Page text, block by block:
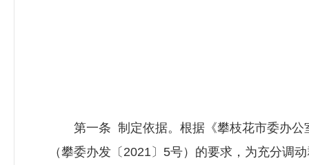
第一条 制定依据。根据《攀枝花市委办公
（攀委办发〔2021〕5号）的要求，为充分调